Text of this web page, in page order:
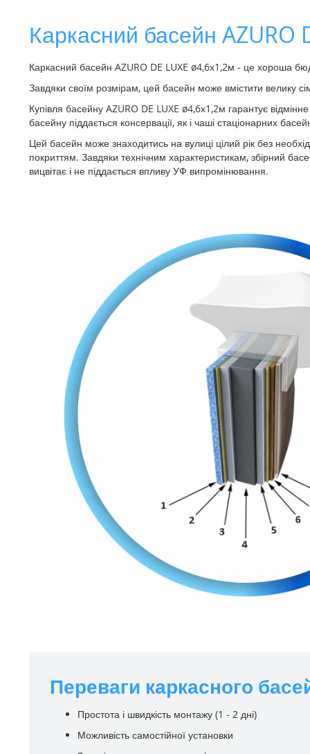
Каркасний басейн AZURO
Каркасний басейн AZURO DE LUXE ø4,6х1,2м - це хороша
Завдяки своїм розмірам, цей басейн може вмістити велику
Купівля басейну AZURO DE LUXE ø4,6х1,2м гарантує
басейну піддається консервації, як і чаші стаціонарних
Цей басейн може знаходитись на вулиці цілий рік без
покриттям. Завдяки технічним характеристикам, збірний
вицвітає і не піддається впливу УФ випромінювання.
Переваги каркасного
Простота і швидкість монтажу (1 - 2 дні)
Можливість самостійної установки